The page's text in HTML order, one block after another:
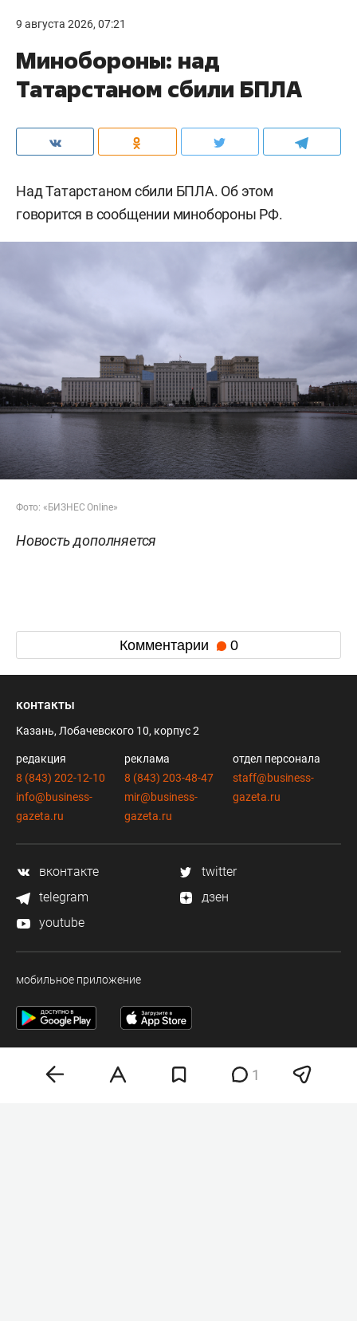
9 августа 2026, 07:21
Минобороны: над
Татарстаном сбили БПЛА
Над Татарстаном сбили БПЛА. Об этом
говорится в сообщении минобороны РФ.
Фото: «БИЗНЕС Online»
Новость дополняется
Комментарии 0
1
контакты
Казань, Лобачевского 10, корпус 2
редакция
8 (843) 202-12-10
info@business-
gazeta.ru
реклама
8 (843) 203-48-47
mir@business-
gazeta.ru
отдел персонала
staff@business-
gazeta.ru
вконтакте
twitter
telegram
дзен
youtube
мобильное приложение
Деловая электронная газета «Бизнес Online» (на связи).